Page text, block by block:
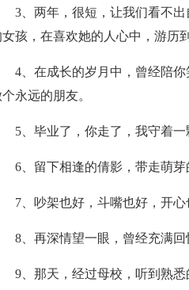
3、两年，很短，让我们看不
女孩，在喜欢她的人心中，游历
4、在成长的岁月中，曾经陪
永远的朋友。
5、毕业了，你走了，我守着
6、留下相逢的倩影，带走萌
7、吵架也好，斗嘴也好，开
8、再深情望一眼，曾经充满回
9、那天，经过母校，听到熟